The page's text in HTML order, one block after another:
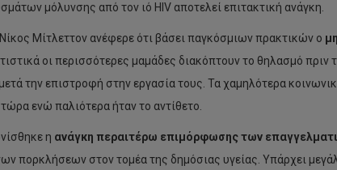
μόλυνσης από τον ιό HIV αποτελεί επιτακτική ανάγκη.
Μίτλεττον ανέφερε ότι βάσει παγκόσμιων πρακτικών ο
οι περισσότερες μαμάδες διακόπτουν το θηλασμό πριν
την επιστροφή στην εργασία τους. Τα χαμηλότερα
ενώ παλιότερα ήταν το αντίθετο.
η ανάγκη περαιτέρω επιμόρφωσης των
πορκλήσεων στον τομέα της δημόσιας υγείας. Υπάρχει